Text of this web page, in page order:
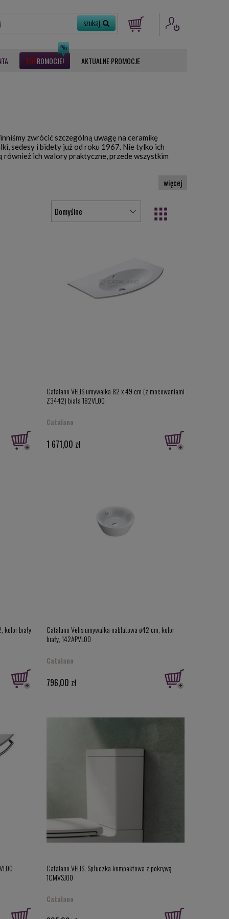
ROMOCJE AKTUALNE PROMOCJE
zwrócić szczególną uwagę na ceramikę
sedesy i bidety już od roku 1967. Nie tylko ich
również ich walory praktyczne, przede wszystkim
zestawu, więc nie istnieje groźba, że będzie
Decyduje o tym oczywiście jej estetyka. Nikt
hoteli z wielu miejsc na całym globie (Apolonia
niektóre z nich).
Catalano VELIS umywalka 82 x 49 cm (z mocowaniami
Z3442) biała 182VL00
Catalano
1 671,00 zł
kolor biały
Catalano Velis umywalka nablatowa ø42 cm, kolor
biały, 142APVL00
Catalano
796,00 zł
Catalano VELIS, Spłuczka kompaktowa z pokrywą,
1CMVSJ00
Catalano